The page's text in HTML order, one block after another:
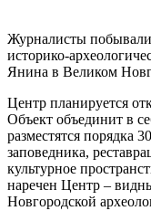
Журналисты побывали
историко-
Янина в Великом
Центр планируется
Объект объединит в
разместятся порядка
заповедника,
культурное
наречен Центр –
Новгородской